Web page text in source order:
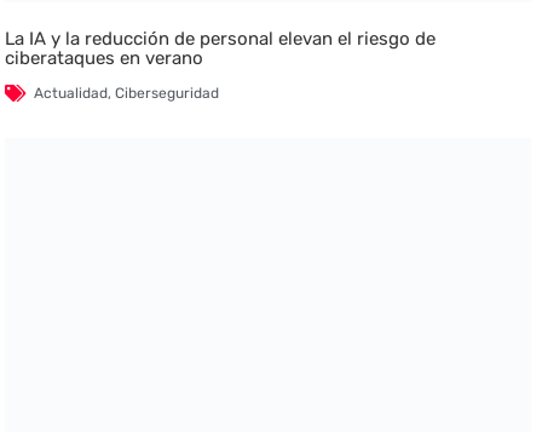
La IA y la reducción de personal elevan el riesgo de
ciberataques en verano
Actualidad,Ciberseguridad